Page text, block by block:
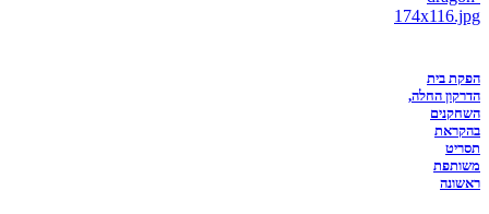
הפקת בית
הדרקון החלה,
השחקנים
בהקראת
תסריט
משותפת
ראשונה